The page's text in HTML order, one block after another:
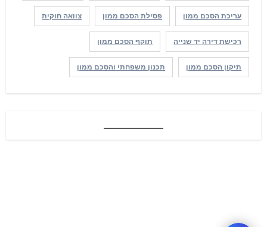
עריכת הסכם ממון פסילת הסכם ממון צוואה חוקית
רכישת דירה יד שנייה תוקף הסכם ממון
תיקון הסכם ממון תכנון משפחתי והסכם ממון